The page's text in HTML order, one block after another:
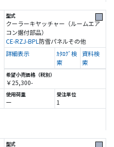
クーラーキヤッチャー（ルームエア
コン据付部品）
CE-RZJ-BPL 防雪パネルその他
ー 1
￥25,300-
詳細表示
ｶﾀﾛｸﾞ検
索
資料検
索